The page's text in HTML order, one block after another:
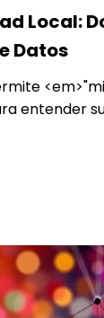
Local:
Datos
entender